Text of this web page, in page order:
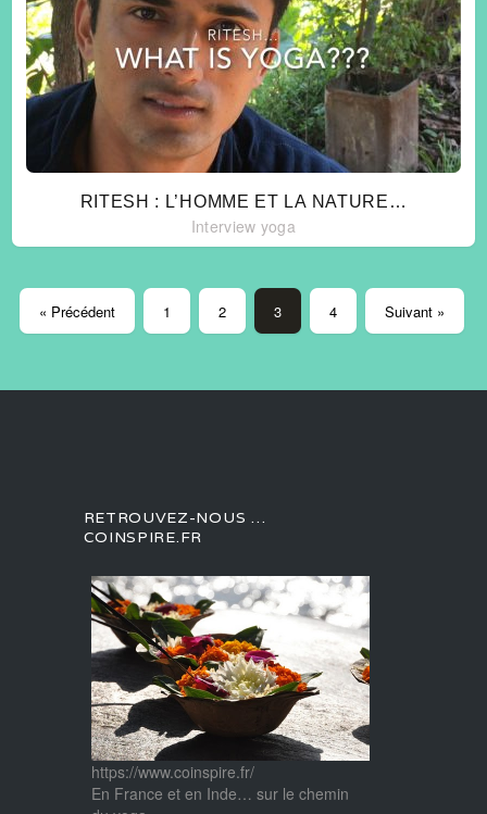
RITESH : L’HOMME ET LA NATURE…
Interview yoga
« Précédent 1 2 3 4 Suivant »
RETROUVEZ-NOUS …
COINSPIRE.FR
https://www.coinspire.fr/
En France et en Inde… sur le chemin